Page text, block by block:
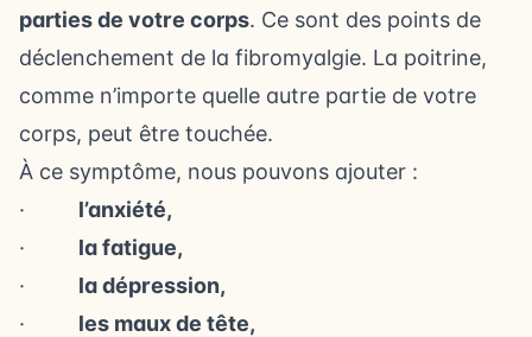
parties de votre corps. Ce sont des points de
déclenchement de la fibromyalgie. La poitrine,
comme n’importe quelle autre partie de votre
corps, peut être touchée.
À ce symptôme, nous pouvons ajouter :
· l’anxiété,
· la fatigue,
· la dépression,
· les maux de tête,